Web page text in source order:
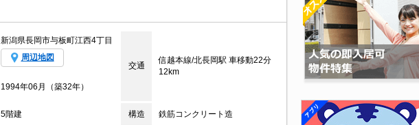
新潟県長岡市与板町江西4丁目
周辺地図
交通
信越本線/北長岡駅 車移動22分
12km
1994年06月（築32年）
5階建 構造 鉄筋コンクリート造